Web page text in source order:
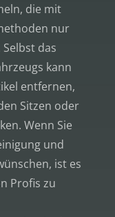
die mit
nur
das
kann
entfernen,
Sitzen oder
Wenn Sie
und
ist es
Profis zu